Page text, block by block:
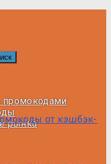
промокодами
рынка от кэшбэк-